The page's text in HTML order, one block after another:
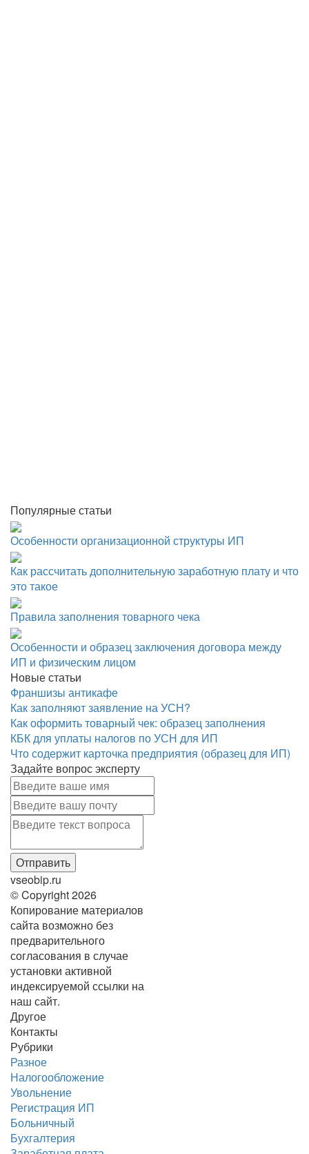
Популярные статьи
Особенности организационной структуры ИП
Как рассчитать дополнительную заработную плату и что
это такое
Правила заполнения товарного чека
Особенности и образец заключения договора между
ИП и физическим лицом
Новые статьи
Франшизы антикафе
Как заполняют заявление на УСН?
Как оформить товарный чек: образец заполнения
КБК для уплаты налогов по УСН для ИП
Что содержит карточка предприятия (образец для ИП)
Задайте вопрос эксперту
vseobip.ru
© Copyright 2026
Копирование материалов
сайта возможно без
предварительного
согласования в случае
установки активной
индексируемой ссылки на
наш сайт.
Другое
Контакты
Рубрики
Разное
Налогообложение
Увольнение
Регистрация ИП
Больничный
Бухгалтерия